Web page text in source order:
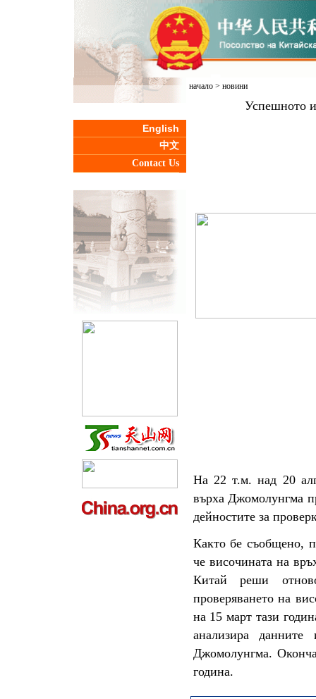
English
中文
Contact Us
начало> новини
Успешното
На 22 т.м. над 20
върха Джомолунгма
дейностите за
Както бе съобщено,
че височината на
Китай реши
проверяването на
на 15 март тази
анализира
Джомолунгма.
година.